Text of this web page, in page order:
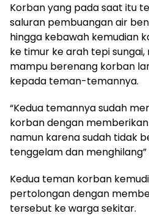
Korban yang pada saat itu
saluran pembuangan air
hingga kebawah kemudian
ke timur ke arah tepi
mampu berenang korban
kepada teman-temannya.
“Kedua temannya sudah
korban dengan
namun karena sudah tidak
tenggelam dan
Kedua teman korban
pertolongan dengan
tersebut ke warga sekitar.